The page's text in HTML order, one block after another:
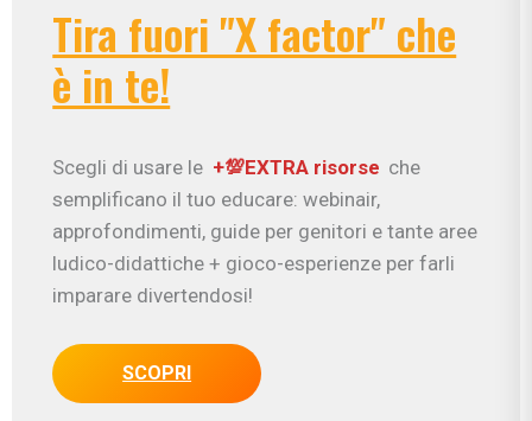
Tira fuori "X factor" che
è in te!
Scegli di usare le +💯EXTRA risorse che
semplificano il tuo educare: webinair,
approfondimenti, guide per genitori e tante aree
ludico-didattiche + gioco-esperienze per farli
imparare divertendosi!
SCOPRI